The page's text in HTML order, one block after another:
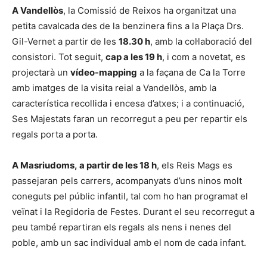
A Vandellòs, la Comissió de Reixos ha organitzat una
petita cavalcada des de la benzinera fins a la Plaça Drs.
Gil-Vernet a partir de les 18.30 h, amb la col·laboració del
consistori. Tot seguit, cap a les 19 h, i com a novetat, es
projectarà un vídeo-mapping a la façana de Ca la Torre
amb imatges de la visita reial a Vandellòs, amb la
característica recollida i encesa d’atxes; i a continuació,
Ses Majestats faran un recorregut a peu per repartir els
regals porta a porta.
A Masriudoms, a partir de les 18 h, els Reis Mags es
passejaran pels carrers, acompanyats d’uns ninos molt
coneguts pel públic infantil, tal com ho han programat el
veïnat i la Regidoria de Festes. Durant el seu recorregut a
peu també repartiran els regals als nens i nenes del
poble, amb un sac individual amb el nom de cada infant.